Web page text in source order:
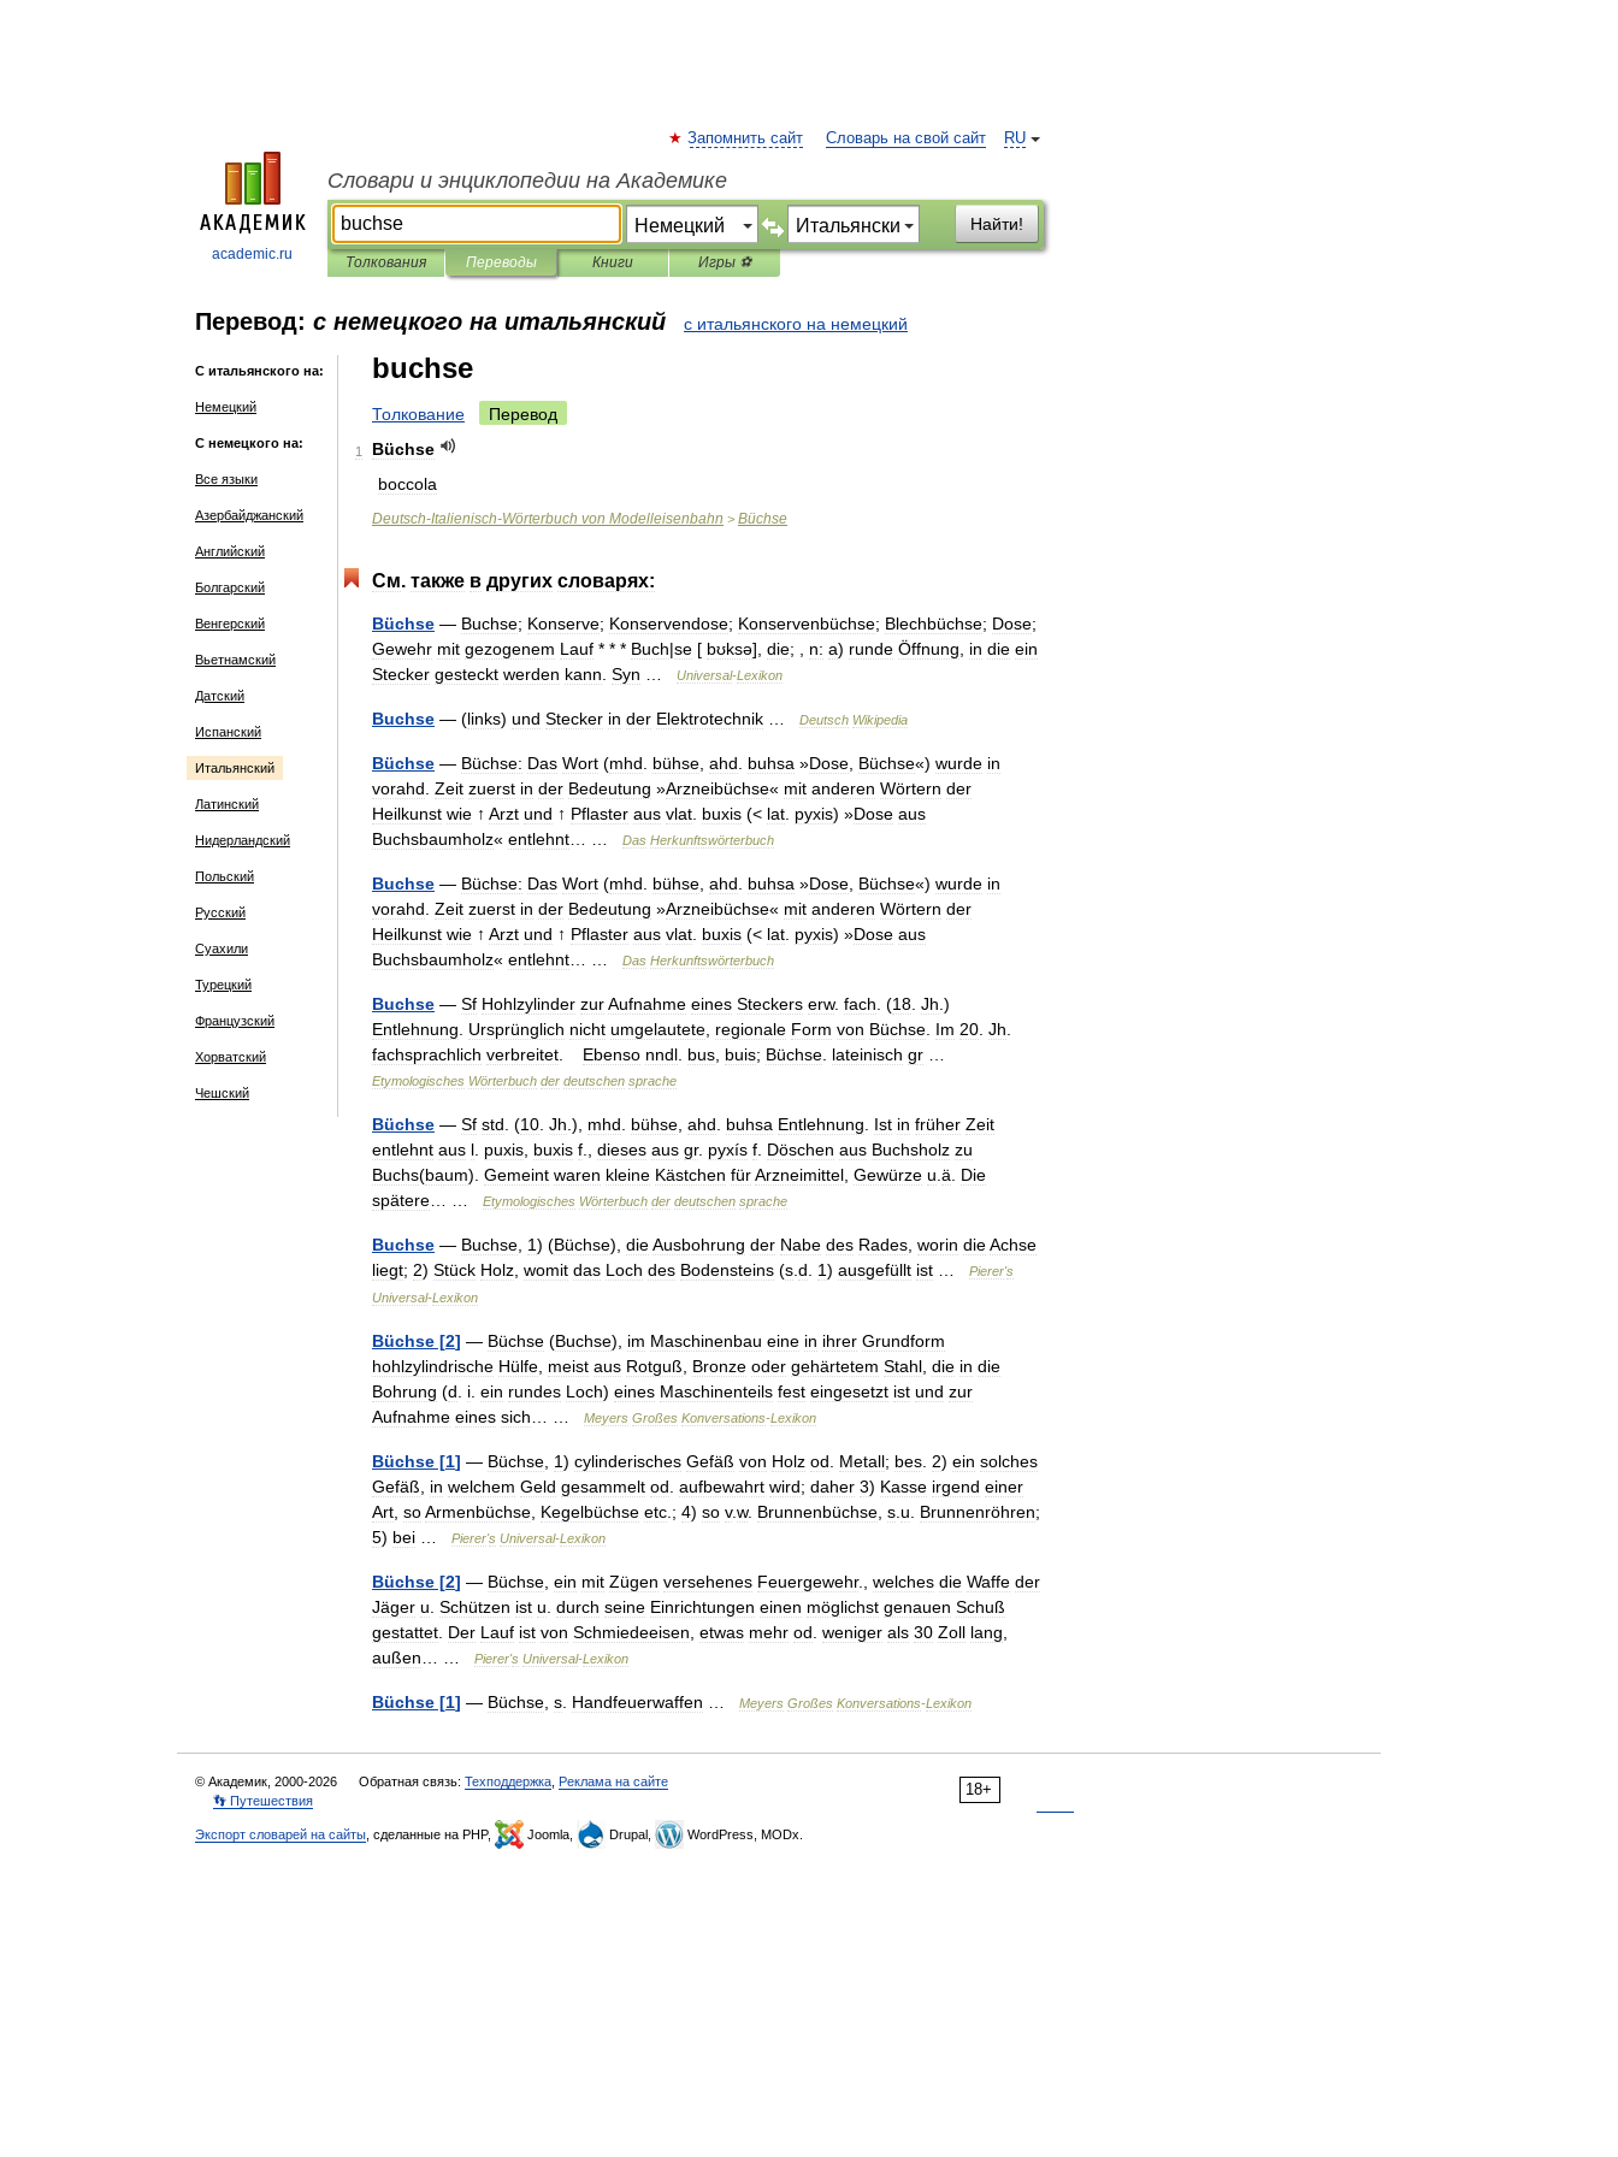
academic.ru
RU
Запомнить сайт Словарь на свой сайт
Словари и энциклопедии на Академике
Найти!
Толкования Переводы Книги Игры ⚽
Перевод: с немецкого на итальянский с итальянского на немецкий
С итальянского на:
Немецкий
С немецкого на:
Все языки
Азербайджанский
Английский
Болгарский
Венгерский
Вьетнамский
Датский
Испанский
Итальянский
Латинский
Нидерландский
Польский
Русский
Суахили
Турецкий
Французский
Хорватский
Чешский
buchse
Толкование Перевод
1
Büchse
boccola
Deutsch-Italienisch-Wörterbuch von Modelleisenbahn > Büchse
См. также в других словарях:
Büchse — Buchse; Konserve; Konservendose; Konservenbüchse; Blechbüchse; Dose;
Gewehr mit gezogenem Lauf * * * Buch|se [ bʊksə], die; , n: a) runde Öffnung in die ein
Stecker gesteckt werden kann Syn Universal-Lexikon
Buchse — (links) und Stecker in der Elektrotechnik Deutsch Wikipedia
Büchse — Büchse: Das Wort (mhd bühse ahd buhsa »Dose Büchse«) wurde in
vorahd Zeit zuerst in der Bedeutung »Arzneibüchse« mit anderen Wörtern der
Heilkunst wie ↑ Arzt und ↑ Pflaster aus vlat buxis (< lat pyxis) »Dose aus
Buchsbaumholz« entlehnt Das Herkunftswörterbuch
Buchse — Büchse: Das Wort (mhd bühse ahd buhsa »Dose Büchse«) wurde in
vorahd Zeit zuerst in der Bedeutung »Arzneibüchse« mit anderen Wörtern der
Heilkunst wie ↑ Arzt und ↑ Pflaster aus vlat buxis (< lat pyxis) »Dose aus
Buchsbaumholz« entlehnt Das Herkunftswörterbuch
Buchse — Sf Hohlzylinder zurAufnahme eines Steckers erw. fach . (18 Jh .)
Entlehnung
Ursprünglich nicht umgelautete regionale Form von Büchse Im 20 Jh
fachsprachlich verbreitet Ebenso nndl bus buis; Büchse lateinisch gr
Etymologisches Wörterbuch der deutschen sprache
Büchse — Sf std . (10 Jh .), mhd bühse ahd buhsa Entlehnung Ist in früher Zeit
entlehnt aus l puxis buxis f dieses aus gr. pyxís f Döschen aus Buchsholz zu
Buchs(baum). Gemeint waren kleine Kästchen fürArzneimittel Gewürze u ä
Die
spätere
Etymologisches Wörterbuch der deutschen sprache
Buchse — Buchse 1) (Büchse), dieAusbohrung der Nabe des Rades worin dieAchse
liegt; 2) Stück Holz womit das Loch des Bodensteins (s d 1) ausgefüllt ist Pierer's
Universal-Lexikon
Büchse [2] — Büchse (Buchse), im Maschinenbau eine in ihrer Grundform
hohlzylindrische Hülfe meist aus Rotguß Bronze oder gehärtetem Stahl die in die
Bohrung (d i ein rundes Loch) eines Maschinenteils fest eingesetzt ist und zur
Aufnahme eines sich Meyers Großes Konversations-Lexikon
Büchse [1] — Büchse 1) cylinderisches Gefäß von Holz od Metall; bes 2) ein solches
Gefäß
in welchem Geld gesammelt od aufbewahrt wird; daher 3) Kasse irgend einer
Art soArmenbüchse Kegelbüchse etc .; 4) so v.w. Brunnenbüchse s u Brunnenröhren;
5) bei Pierer's Universal-Lexikon
Büchse [2] — Büchse ein mit Zügen versehenes Feuergewehr., welches die Waffe der
Jäger u Schützen ist u durch seine Einrichtungen einen möglichst genauen Schuß
gestattet Der Lauf ist von Schmiedeeisen etwas mehr od weniger als 30 Zoll lang
außen
Pierer's Universal-Lexikon
Büchse [1] — Büchse s Handfeuerwaffen Meyers Großes Konversations-Lexikon
18+
© Академик, 2000-2026 Обратная связь: Техподдержка Реклама на сайте
👣 Путешествия
Экспорт словарей на сайты , сделанные на PHP, Joomla, Drupal, WordPress, MODx.